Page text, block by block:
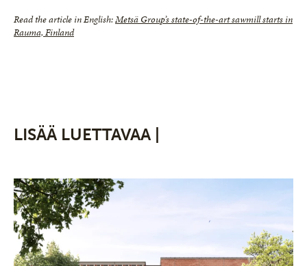
Read the article in English:Metsä Group’s state-of-the-art sawmill starts in
Rauma, Finland
LISÄÄ LUETTAVAA |